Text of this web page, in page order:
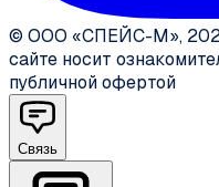
© ООО «СПЕЙС-М»,
сайте носит
публичной офертой
Связь